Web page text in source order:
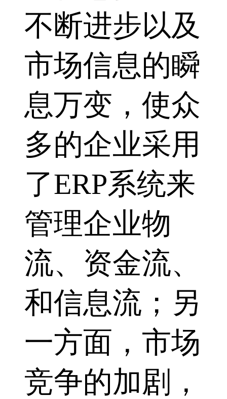
不断进步以及
市场信息的瞬
息万变，使众
多的企业采用
了ERP系统来
管理企业物
流、资金流、
和信息流；另
一方面，市场
竞争的加剧，